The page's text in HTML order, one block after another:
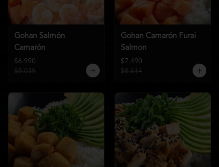
Gohan Salmón
Camarón
$6.990
$8.039
Gohan Camarón Furai
Salmon
$7.490
$8.614